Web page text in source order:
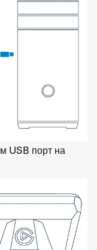
USB порт на